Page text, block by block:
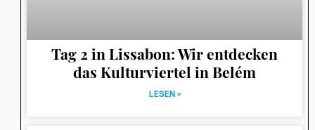
Tag 2 in Lissabon: Wir entdecken
das Kulturviertel in Belém
LESEN »